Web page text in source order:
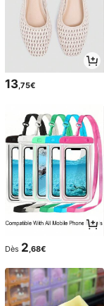
13,75€
Dès 2,68€